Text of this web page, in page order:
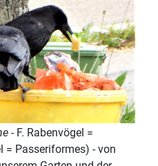
- F. Rabenvögel =
= Passeriformes) - von